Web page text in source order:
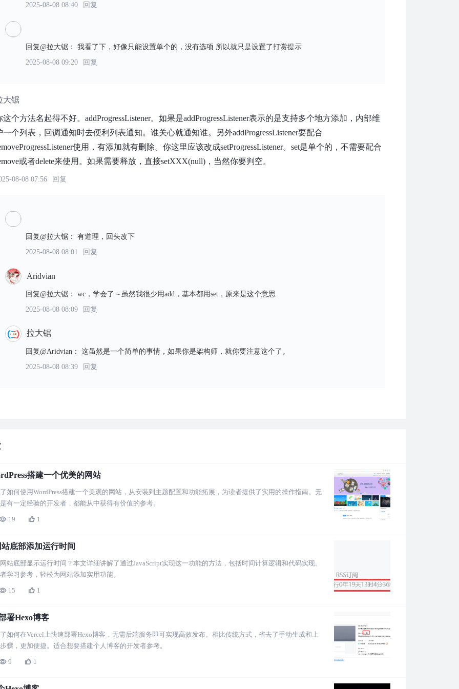
2025-08-08 08:40 回复
回复@拉大锯 ： 我看了下，好像只能设置单个的，没有选项 所以就只是设置了打赏提示
2025-08-08 09:20
回复
大锯
这个方法名起得不好。addProgressListener。如果是addProgressListener表示的是支持多个地方添加，内部维
一个列表，回调通知时去便利列表通知。谁关心就通知谁。另外addProgressListener要配合
使用，有添加就有删除。你这里应该改成setProgressListener。set是单个的，不需要配合
或者delete来使用。如果需要释放，直接setXXX(null)，当然你要判空。
08-08 07:56 回复
回复@拉大锯 ： 有道理，回头改下
2025-08-08 08:01
回复
Aridvian
回复@拉大锯 ： wc，学会了～虽然我很少用add，基本都用set，原来是这个意思
2025-08-08 08:09
回复
拉大锯
回复@Aridvian ： 这虽然是一个简单的事情，如果你是架构师，就你要注意这个了。
2025-08-08 08:39
回复
搭建一个优美的网站
如何使用WordPress搭建一个美观的网站，从安装到主题配置和功能拓展，为读者提供了实用的操作指南。无
有一定经验的开发者，都能从中获得有价值的参考。
19 1
底部添加运行时间
站底部显示运行时间？本文详细讲解了通过JavaScript实现这一功能的方法，包括时间计算逻辑和代码实现。
学习参考，轻松为网站添加实用功能。
15 1
署Hexo博客
如何在Vercel上快速部署Hexo博客，无需后端服务即可实现高效发布。相比传统方式，省去了手动生成和上
骤，更加便捷。适合想要搭建个人博客的开发者参考。
9 1